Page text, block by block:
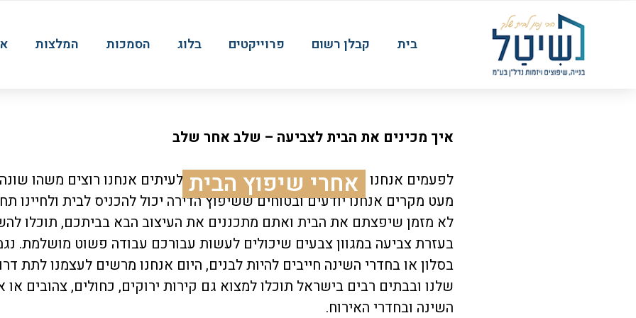
בית קבלן רשום פרוייקטים בלוג הסמכות המלצות
אחרי שיפוץ הבית
איך מכינים את הבית לצביעה – שלב אחר שלב
לפעמים אנחנו מרגישים שאנחנו צריכים שינוי, לעיתים אנחנו רוצים משהו
מעט מקרים אנחנו יודעים ובטוחים ששיפוץ הדירה יכול להכניס לבית ולחיינו
לא מזמן שיפצתם את הבית ואתם מתכננים את העיצוב הבא בביתכם, תוכלו
בעזרת צביעה במגוון צבעים שיכולים לעשות עבורכם עבודה פשוט מושלמת.
בסלון או בחדרי השינה חייבים להיות לבנים, היום אנחנו מרשים לעצמנו לתת
שלנו ובבתים רבים בישראל תוכלו למצוא גם קירות ירוקים, כחולים, צהובים או
השינה ובחדרי האירוח.